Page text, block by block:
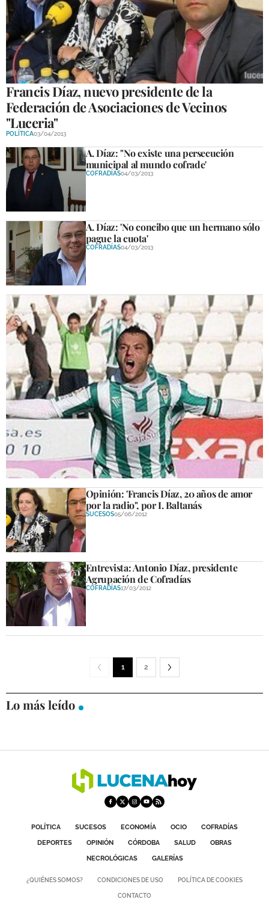
Francis Díaz, nuevo presidente de la
Federación de Asociaciones de Vecinos
"Luceria"
POLÍTICA03/04/2013
A. Díaz: "No existe una persecución
municipal al mundo cofrade'
COFRADÍAS04/03/2013
A. Díaz: 'No concibo que un hermano sólo
pague la cuota'
COFRADÍAS04/03/2013
El exjugador del Córdoba Pepe Díaz se
entrena con el Lucena
DEPORTES10/01/2013
Opinión: 'Francis Díaz, 20 años de amor
por la radio", por I. Baltanás
SUCESOS05/06/2012
Entrevista: Antonio Díaz, presidente
Agrupación de Cofradías
COFRADÍAS17/03/2012
1 2
Lo más leído
POLÍTICA SUCESOS ECONOMÍA OCIO
COFRADÍAS
DEPORTES
OPINIÓN CÓRDOBA SALUD
OBRAS
NECROLÓGICAS
GALERÍAS
¿QUIÉNES SOMOS? CONDICIONES DE USO POLÍTICA DE COOKIES
CONTACTO